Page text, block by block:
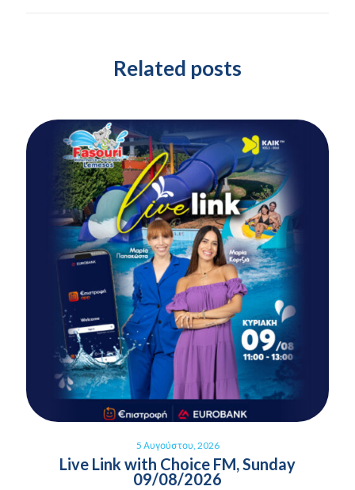
Related posts
5 Αυγούστου, 2026
Live Link with Choice FM, Sunday
09/08/2026